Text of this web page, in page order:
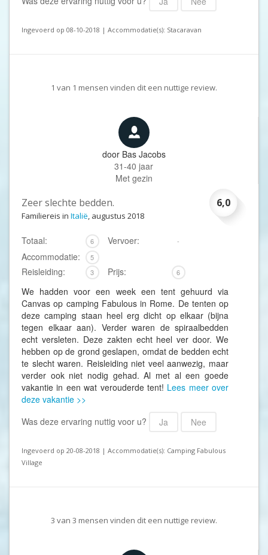
Ingevoerd op 08-10-2018 | Accommodatie(s): Stacaravan
1 van 1 mensen vinden dit een nuttige review.
door Bas Jacobs
31-40 jaar
Met gezin
6,0
Zeer slechte bedden.
Familiereis in Italië, augustus 2018
Totaal: 6 Vervoer: -
Accommodatie: 5
Reisleiding: 3 Prijs: 6
We hadden voor een week een tent gehuurd via
Canvas op camping Fabulous in Rome. De tenten op
deze camping staan heel erg dicht op elkaar (bijna
tegen elkaar aan). Verder waren de spiraalbedden
echt versleten. Deze zakten echt heel ver door. We
hebben op de grond geslapen, omdat de bedden echt
te slecht waren. Reisleiding niet veel aanwezig, maar
verder ook niet nodig gehad. Al met al een goede
vakantie in een wat verouderde tent! Lees meer over
deze vakantie >>
Was deze ervaring nuttig voor u?
Ja Nee
Ingevoerd op 20-08-2018 | Accommodatie(s): Camping Fabulous
Village
3 van 3 mensen vinden dit een nuttige review.